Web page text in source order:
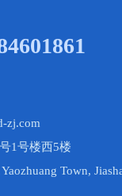
zj.com
1号楼西5楼
Town,